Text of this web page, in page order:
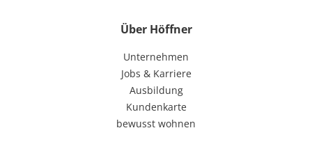
Über Höffner
Unternehmen
Jobs & Karriere
Ausbildung
Kundenkarte
bewusst wohnen